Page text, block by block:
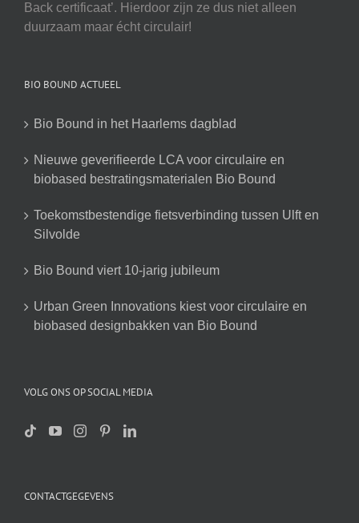
Back certificaat’. Hierdoor zijn ze dus niet alleen
duurzaam maar écht circulair!
BIO BOUND ACTUEEL
Bio Bound in het Haarlems dagblad
Nieuwe geverifieerde LCA voor circulaire en
biobased bestratingsmaterialen Bio Bound
Toekomstbestendige fietsverbinding tussen Ulft en
Silvolde
Bio Bound viert 10-jarig jubileum
Urban Green Innovations kiest voor circulaire en
biobased designbakken van Bio Bound
VOLG ONS OP SOCIAL MEDIA
CONTACTGEGEVENS